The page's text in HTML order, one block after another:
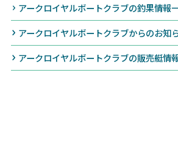
アークロイヤルボートクラブの釣果情報
アークロイヤルボートクラブからのお知
アークロイヤルボートクラブの販売艇情